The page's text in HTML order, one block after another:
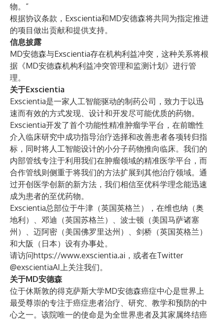
物。”
根据协议条款，Exscientia和MD安德森将共同为指定推进
的项目做出贡献和提供支持。
信息披露
MD安德森与Exscientia存在机构利益冲突，这种关系将根
据《MD安德森机构利益冲突管理和监测计划》进行管
理。
关于Exscientia
Exscientia是一家人工智能驱动的制药公司，致力于以迅
速而有效的方式发现、设计和开发尽可能优质的药物。
Exscientia开发了首个功能性精准肿瘤学平台，在前瞻性
介入临床研究中成功指导治疗选择和改善患者各项转归指
标，同时将人工智能设计的小分子药物推向临床。我们的
内部管线专注于利用我们在肿瘤领域的精准医学平台，而
合作管线则侧重于将我们的方法扩展到其他治疗领域。通
过开创医学创新的新方法，我们相信至优科学理念能迅速
成为患者的至优药物。
Exscientia总部位于牛津（英国英格兰），在维也纳（奥
地利）、邓迪（英国苏格兰）、波士顿（美国马萨诸塞
州）、迈阿密（美国佛罗里达州）、剑桥（英国英格兰）
和大阪（日本）设有办事处。
请访问https://www.exscientia.ai ，或者在Twitter
@exscientiaAI上关注我们。
关于MD安德森
位于休斯敦的得克萨斯大学MD安德森癌症中心是世界上
最受尊崇的专注于癌症患者治疗、研究、教学和预防的中
心之一。该院唯一的使命是为全世界患者及其家属终结癌